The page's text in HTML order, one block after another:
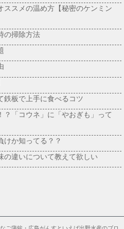
ススメの温め方【秘密のケンミン
の掃除方法
鉄板で上手に食べるコツ
？「コウネ」に「やおぎも」って
けか知ってる？？
の違いについて教えて欲しい